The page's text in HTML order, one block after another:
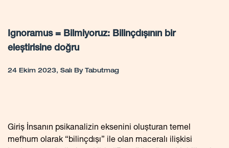
Ignoramus = Bilmiyoruz: Bilinçdışının bir
eleştirisine doğru
24 Ekim 2023, Salı By Tabutmag
Giriş İnsanın psikanalizin eksenini oluşturan temel
mefhum olarak “bilinçdışı” ile olan maceralı ilişkisi